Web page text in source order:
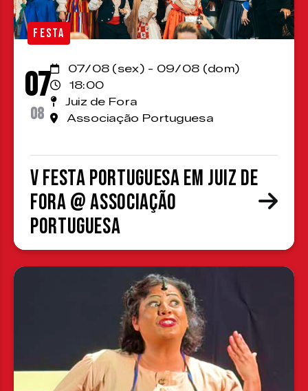
FESTA
07
08
07/08 (sex) - 09/08 (dom)
18:00
Juiz de Fora
Associação Portuguesa
V Festa Portuguesa em Juiz de
Fora @ Associação
Portuguesa